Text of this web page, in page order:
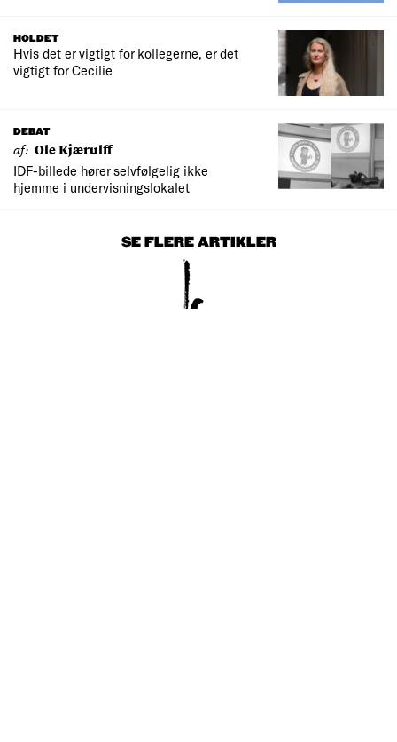
HOLDET
Hvis det er vigtigt for kollegerne, er det
vigtigt for Cecilie
DEBAT
af: Ole Kjærulff
IDF-billede hører selvfølgelig ikke
hjemme i undervisningslokalet
SE FLERE ARTIKLER